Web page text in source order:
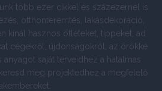
több ezer cikkel és százezernél is
otthonteremtés, lakásdekoráció,
kínál hasznos ötleteket, tippeket, ad
cégekről, újdonságokról, az örökké
saját terveidhez a hatalmas
meg projektedhez a megfelelő